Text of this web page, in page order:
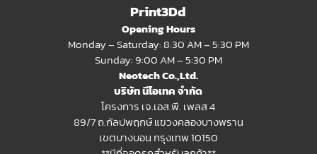
Print3Dd
Opening Hours
Monday – Saturday: 8:30 AM – 5:30 PM
Sunday: 9:00 AM – 5:30 PM
Neotech Co.,Ltd.
บริษัท นีโอเทค จำกัด
โครงการ เจ.เอส.พี. เพลส 4
89/7 ถ.กัลปพฤกษ์ แขวงคลองบางพราน
เขตบางบอน กรุงเทพ 10150